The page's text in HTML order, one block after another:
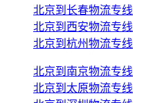
北京到长春物流专线
北京到西安物流专线
北京到杭州物流专线
北京到南京物流专线
北京到太原物流专线